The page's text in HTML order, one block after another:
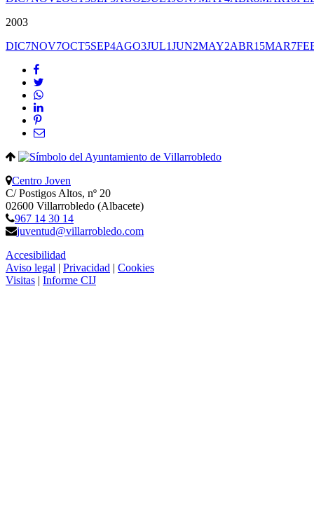
2003
DIC7NOV7OCT5SEP4AGO3JUL1JUN2MAY2ABR15MAR7
Centro Joven
C/ Postigos Altos, nº 20
02600 Villarrobledo (Albacete)
967 14 30 14
juventud@villarrobledo.com
Accesibilidad
Aviso legal | Privacidad | Cookies
Visitas | Informe CIJ